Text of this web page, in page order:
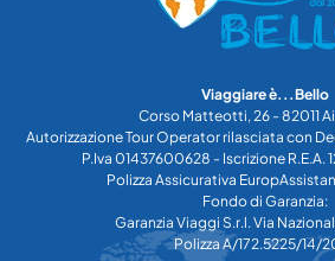
Viaggiare è...Bello
Corso Matteotti, 26 - 82011
Autorizzazione Tour Operator rilasciata con
P.Iva 01437600628 - Iscrizione R.E.A.
Polizza Assicurativa
Fondo di Garanzia:
Garanzia Viaggi S.r.l. Via
Polizza A/172.5225/14/